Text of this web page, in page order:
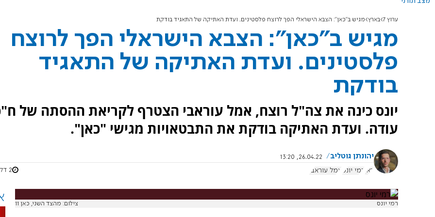
ערוץ 7 בארץ מגיש ב"כאן": הצבא הישראלי הפך לרוצח פלסטינים. ועדת האתיקה של התאגיד בודקת
מגיש ב"כאן": הצבא הישראלי הפך לרוצח
פלסטינים. ועדת האתיקה של התאגיד
בודקת
יונס כינה את צה"ל רוצח, אמל עוראבי הצטרף לקריאת ההסתה של
עודה. ועדת האתיקה בודקת את התבטאויות מגישי "כאן".
יהונתן גוטליב
26.04.22, 13:20
כאן רמי יונס אמל עוראבי 2 דקות
רמי יונס צילום: מהצד השני, כאן 11